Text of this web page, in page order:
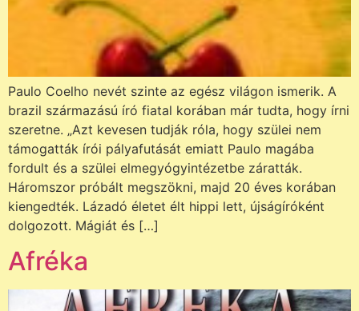
Paulo Coelho nevét szinte az egész világon ismerik. A
brazil származású író fiatal korában már tudta, hogy írni
szeretne. „Azt kevesen tudják róla, hogy szülei nem
támogatták írói pályafutását emiatt Paulo magába
fordult és a szülei elmegyógyintézetbe záratták.
Háromszor próbált megszökni, majd 20 éves korában
kiengedték. Lázadó életet élt hippi lett, újságíróként
dolgozott. Mágiát és […]
Afréka